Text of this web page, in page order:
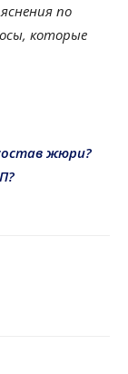
по
которые
жюри?